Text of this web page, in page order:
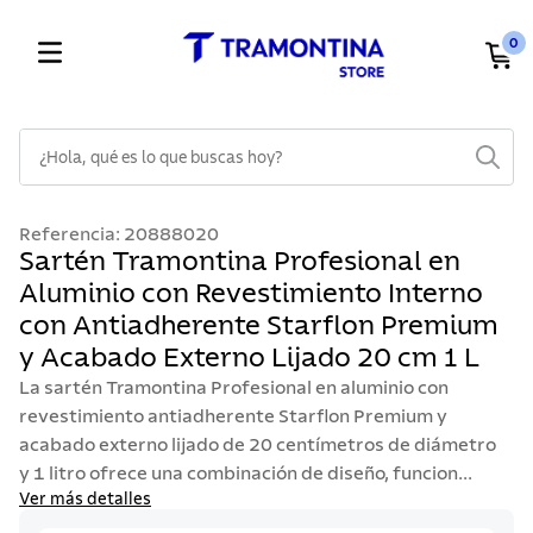
0
Referencia: 20888020
Sartén Tramontina Profesional en
Aluminio con Revestimiento Interno
con Antiadherente Starflon Premium
y Acabado Externo Lijado 20 cm 1 L
La sartén Tramontina Profesional en aluminio con
revestimiento antiadherente Starflon Premium y
acabado externo lijado de 20 centímetros de diámetro
y 1 litro ofrece una combinación de diseño, funcion...
Ver más detalles
1 .
cuchillos
2
cubiertos
3.
sarten
4 .
lavaplatos
5.
acero inoxidable
6.
ollas
7.
juego cuchillos